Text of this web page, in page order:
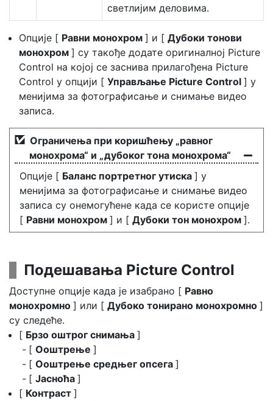
светлијим деловима.
Опције [ Равни монохром ] и [ Дубоки тонови
монохром ] су такође додате оригиналној Picture
Control на којој се заснива прилагођена Picture
Control у опцији [ Управљање Picture Control ] у
менијима за фотографисање и снимање видео
записа.
Ограничења при коришћењу „равног
монохрома“ и „дубоког тона монохрома“
Опције [ Баланс портретног утиска ] у
менијима за фотографисање и снимање видео
записа су онемогућене када се користе опције
[ Равни монохром ] и [ Дубоки тон монохром ].
Подешавања Picture Control
Доступне опције када је изабрано [ Равно
монохромно ] или [ Дубоко тонирано монохромно ]
су следеће.
[ Брзо оштрог снимања ]
[ Ооштрење ]
[ Ооштрење средњег опсега ]
[ Јасноћа ]
[ Контраст ]